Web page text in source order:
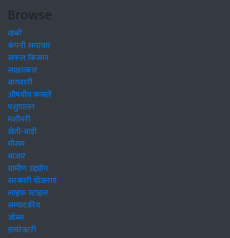
Browse
खबरें
कंपनी समाचार
सफल किसान
साक्षात्कार
बागवानी
औषधीय फसलें
पशुपालन
मशीनरी
खेती-बाड़ी
मौसम
बाजार
ग्रामीण उद्द्योग
सरकारी योजनाएं
लाइफ स्टाइल
सम्पादकीय
जॉब्स
डायरेक्टरी